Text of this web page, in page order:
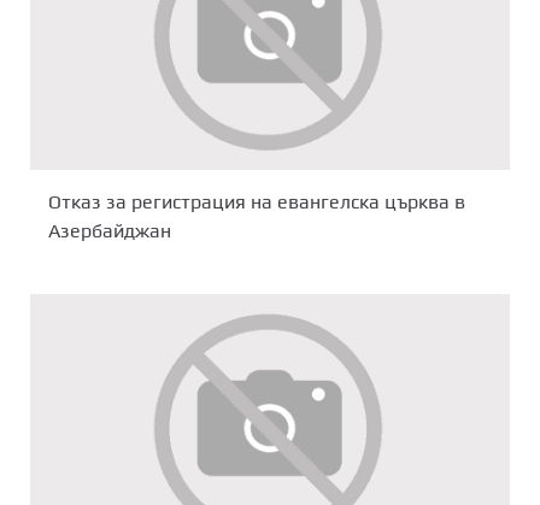
Отказ за регистрация на евангелскa църквa в
Азербайджан